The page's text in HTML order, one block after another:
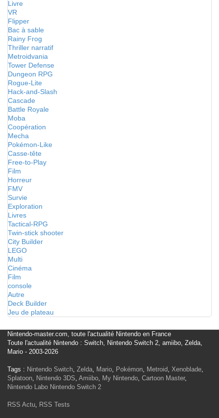
Livre
VR
Flipper
Bac à sable
Rainy Frog
Thriller narratif
Metroidvania
Tower Defense
Dungeon RPG
Rogue-Lite
Hack-and-Slash
Cascade
Battle Royale
Moba
Coopération
Mecha
Pokémon-Like
Casse-tête
Free-to-Play
Film
Horreur
FMV
Survie
Exploration
Livres
Tactical-RPG
Twin-stick shooter
City Builder
LEGO
Multi
Cinéma
Film
console
Autre
Deck Builder
Jeu de plateau
Nintendo-master.com, toute l'actualité Nintendo en France
Toute l'actualité Nintendo : Switch, Nintendo Switch 2, amiibo, Zelda,
Mario - 2003-2026
Tags : Nintendo Switch, Zelda, Mario, Pokémon, Metroid, Xenoblade,
Splatoon, Nintendo 3DS, Amiibo, My Nintendo, Cartoon Master,
Nintendo Labo Nintendo Switch 2
RSS Actu, RSS Tests